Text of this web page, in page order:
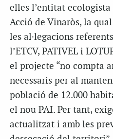
elles l’entitat
Acció de Vinaròs, la
les al·legacions
l’ETCV, PATIVEL i
el projecte “no compta
necessaris per al
població de 12.000
el nou PAI. Per tant,
actualitzat i amb les